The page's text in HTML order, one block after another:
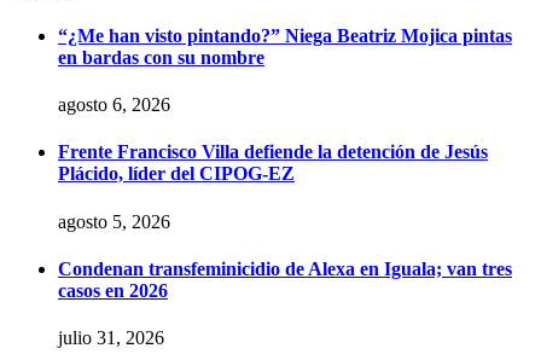
“¿Me han visto pintando?” Niega Beatriz Mojica pintas
en bardas con su nombre
agosto 6, 2026
Frente Francisco Villa defiende la detención de Jesús
Plácido, líder del CIPOG-EZ
agosto 5, 2026
Condenan transfeminicidio de Alexa en Iguala; van tres
casos en 2026
julio 31, 2026